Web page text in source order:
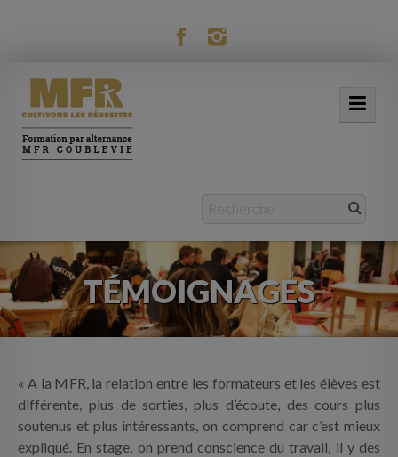
FORMATIONS
ACTUALITÉS
VIE RÉSIDENTIELLE
MOBILITÉ
INFOS PRATIQUES
CONTACT
TÉMOIGNAGES
« A la MFR, la relation entre les formateurs et les élèves est
différente, plus de sorties, plus d’écoute, des cours plus
soutenus et plus intéressants, on comprend car c’est mieux
expliqué. En stage, on prend conscience du travail, il y des